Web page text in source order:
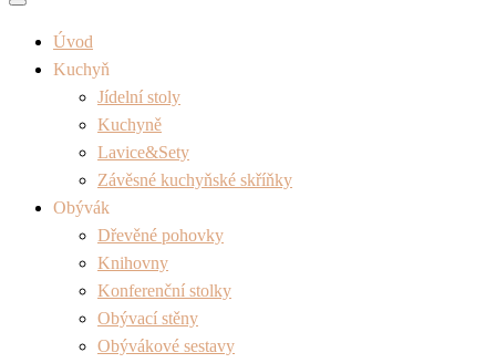
Úvod
Kuchyň
Jídelní stoly
Kuchyně
Lavice&Sety
Závěsné kuchyňské skříňky
Obývák
Dřevěné pohovky
Knihovny
Konferenční stolky
Obývací stěny
Obývákové sestavy